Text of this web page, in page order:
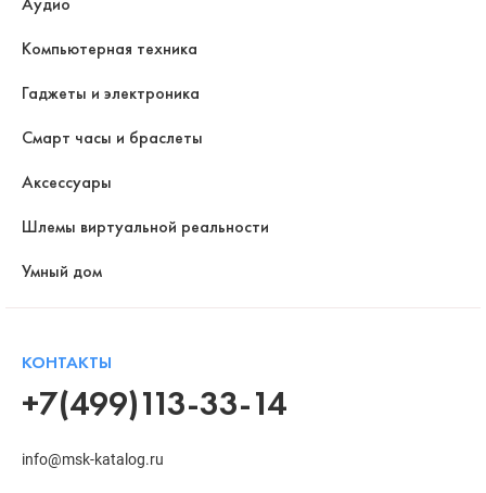
Компьютерная техника
Гаджеты и электроника
Смарт часы и браслеты
Аксессуары
Шлемы виртуальной реальности
Умный дом
КОНТАКТЫ
+7(499)113-33-14
info@msk-katalog.ru